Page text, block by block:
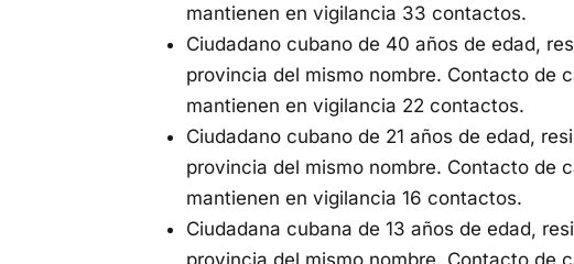
mantienen en vigilancia 33 contactos.
Ciudadano cubano de 40 años de edad,
provincia del mismo nombre. Contacto de
mantienen en vigilancia 22 contactos.
Ciudadano cubano de 21 años de edad,
provincia del mismo nombre. Contacto de
mantienen en vigilancia 16 contactos.
Ciudadana cubana de 13 años de edad,